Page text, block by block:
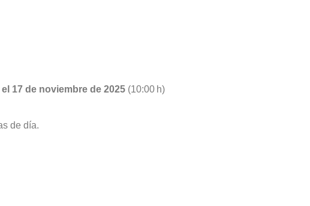
17 de noviembre de 2025 (10:00 h)
de día.